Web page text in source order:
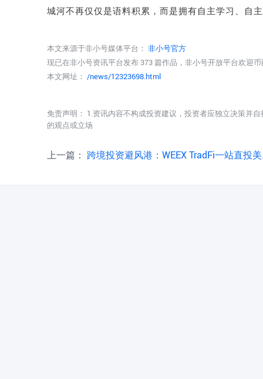
城河不再仅仅是语料积累，而是拥有自主学习、自
本文来源于非小号媒体平台： 非小号官方
现已在非小号资讯平台发布 373 篇作品，非小号开放平台欢迎
本文网址： /news/12323698.html
免责声明： 1.资讯内容不构成投资建议，投资者应独立决策并
的观点或立场
上一篇： 跨境投资避风港：WEEX TradFi一站直投美股黄金原油